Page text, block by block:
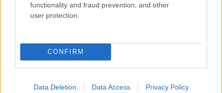
functionality and fraud prevention, and other
user protection.
CONFIRM
Data Deletion Data Access Privacy Policy
2026. február 4. 18:35
Mészáros Lőrinc cége felmentést kap, a
rezsistop miatti különadó
Rezsistop-rendelet: a hálózatüzemeltetők mentesülnek a
pluszköltség.